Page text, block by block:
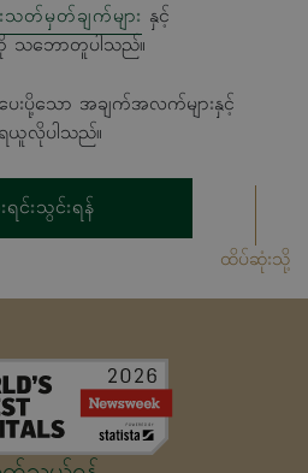
တ်မှတ်ချက်များ နှင့်
သဘောတူပါသည်။
းပို့သော အချက်အလက်များနှင့်
ရယူလိုပါသည်။
ရင်းသွင်းရန်
ထိပ်ဆုံးသို့